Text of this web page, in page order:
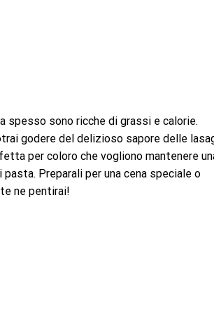
spesso sono ricche di grassi e calorie.
godere del delizioso sapore delle
per coloro che vogliono mantenere
Preparali per una cena speciale o
ne pentirai!